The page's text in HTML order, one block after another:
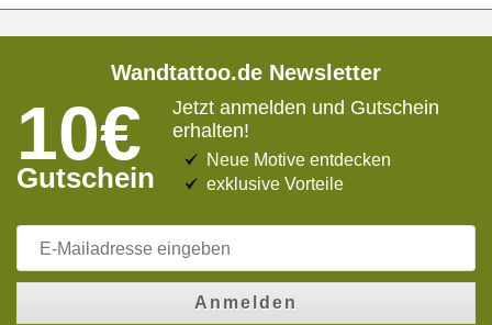
Wandtattoo.de Newsletter
10€
Gutschein
Jetzt anmelden und Gutschein
erhalten!
Neue Motive entdecken
exklusive Vorteile
Anmelden